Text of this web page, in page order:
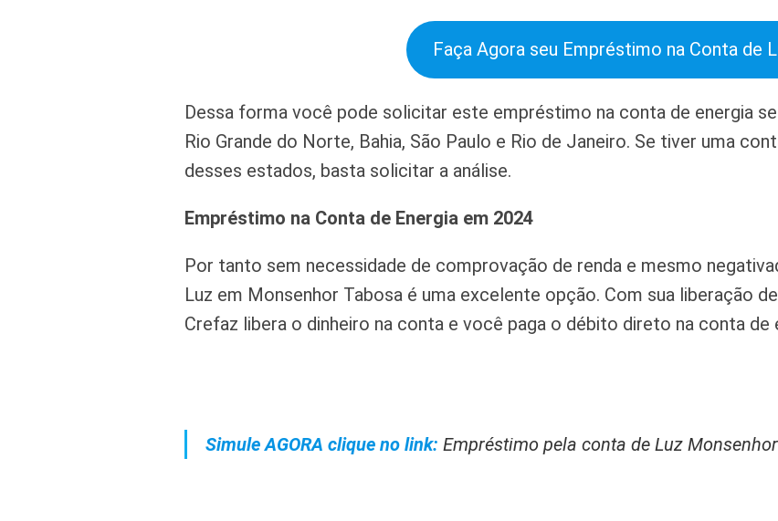
Faça Agora seu Empréstimo na Conta de
Dessa forma você pode solicitar este empréstimo na conta de energia
Rio Grande do Norte, Bahia, São Paulo e Rio de Janeiro. Se tiver uma
desses estados, basta solicitar a análise.
Empréstimo na Conta de Energia em 2024
Por tanto sem necessidade de comprovação de renda e mesmo
Luz em Monsenhor Tabosa é uma excelente opção. Com sua liberação
Crefaz libera o dinheiro na conta e você paga o débito direto na conta de
Simule AGORA clique no link: Empréstimo pela conta de Luz